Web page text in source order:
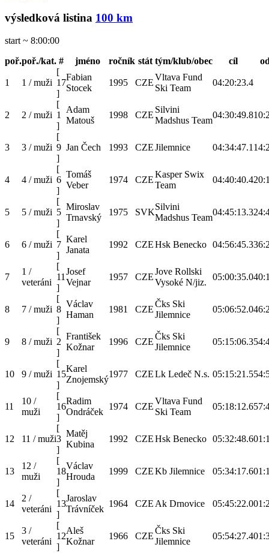
výsledková listina 100 km
start ~ 8:00:00
poř.poř./kat. # jméno ročník stát tým/klub/obec cíl
1 1 / muži
[
17
]
Fabian
Stocek
1995 CZE
Vltava Fund
Ski Team
04:20:23.4
2 2 / muži
[
1
]
Adam
Matouš
1998 CZE
Silvini
Madshus Team
04:30:49.8
3 3 / muži
[
9
]
Jan Čech 1993 CZEJilemnice 04:34:47.1
4 4 / muži
[
6
]
Tomáš
Veber
1974 CZE
Kasper Swix
Team
04:40:40.4
5 5 / muži
[
5
]
Miroslav
Trnavský
1975 SVK
Silvini
Madshus Team
04:45:13.3
6 6 / muži
[
7
]
Karel
Janata
1992 CZEHsk Benecko 04:56:45.3
7
1 /
veteráni
[
11
]
Josef
Vejnar
1957 CZE
Jove Rollski
Vysoké N/jiz.
05:00:35.0
8 7 / muži
[
8
]
Václav
Haman
1981 CZE
Čks Ski
Jilemnice
05:06:52.0
9 8 / muži
[
2
]
František
Kožnar
1996 CZE
Čks Ski
Jilemnice
05:15:06.3
10 9 / muži
[
15
]
Karel
Znojemský
1977 CZELk Ledeč N.s. 05:15:21.5
11
10 /
muži
[
16
]
Radim
Ondráček
1974 CZE
Vltava Fund
Ski Team
05:18:12.6
12 11 / muži
[
3
]
Matěj
Kubina
1992 CZEHsk Benecko 05:32:48.6
13
12 /
muži
[
18
]
Václav
Hrouda
1999 CZEKb Jilemnice 05:34:17.6
14
2 /
veteráni
[
13
]
Jaroslav
Trávníček
1964 CZE Ak Drnovice 05:45:22.0
15
3 /
veteráni
[
12
]
Aleš
Kožnar
1966 CZE
Čks Ski
Jilemnice
05:54:27.4